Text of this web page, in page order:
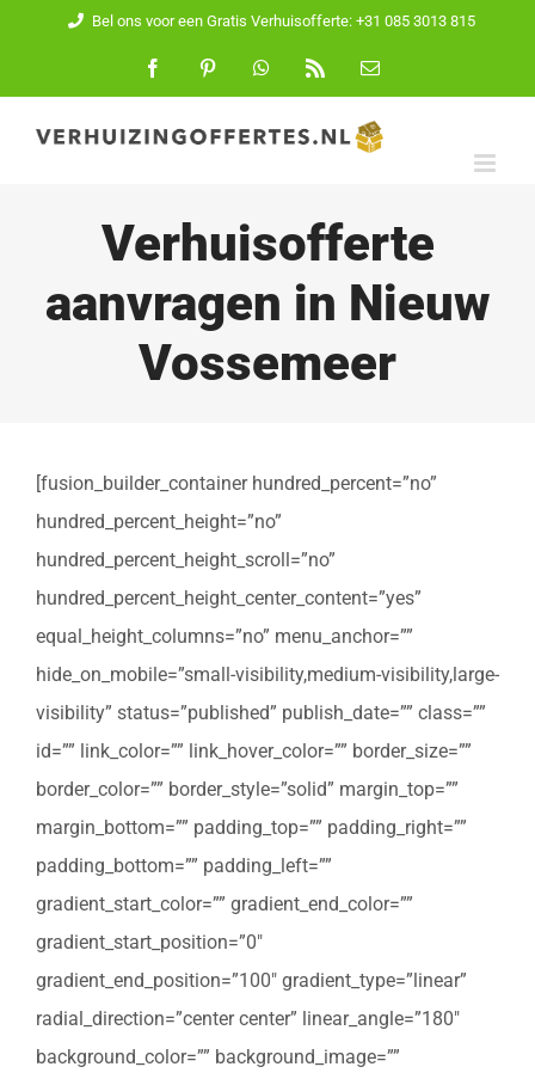
inhoud
Bel ons voor een Gratis Verhuisofferte: +31 085 3013 815
FacebookPinterest WhatsApp
E-
Verhuisofferte
aanvragen in Nieuw
Vossemeer
[fusion_builder_container hundred_percent=”no”
hundred_percent_height=”no”
hundred_percent_height_scroll=”no”
hundred_percent_height_center_content=”yes”
equal_height_columns=”no” menu_anchor=””
hide_on_mobile=”small-visibility,medium-visibility,large-
visibility” status=”published” publish_date=”” class=””
id=”” link_color=”” link_hover_color=”” border_size=””
border_color=”” border_style=”solid” margin_top=””
margin_bottom=”” padding_top=”” padding_right=””
padding_bottom=”” padding_left=””
gradient_start_color=”” gradient_end_color=””
gradient_start_position=”0″
gradient_end_position=”100″ gradient_type=”linear”
radial_direction=”center center” linear_angle=”180″
background_color=”” background_image=””